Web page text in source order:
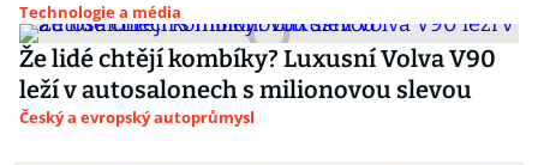
Technologie a média
Že lidé chtějí kombíky? Luxusní Volva V90
leží v autosalonech s milionovou slevou
Český a evropský autoprůmysl